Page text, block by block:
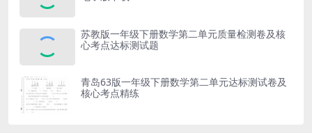
苏教版一年级下册数学第二单元质量检测卷及核
心考点达标测试题
青岛63版一年级下册数学第二单元达标测试卷及
核心考点精练